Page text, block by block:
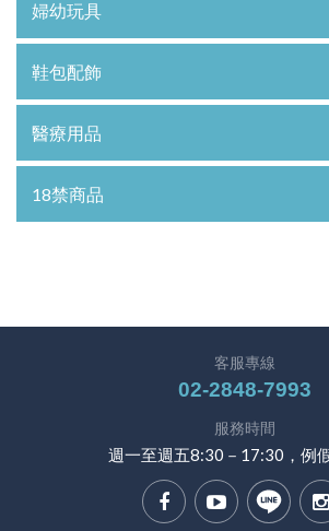
婦幼玩具
鞋包配飾
醫療用品
18禁商品
客服專線
02-2848-7993
服務時間
週一至週五8:30－17:30，例